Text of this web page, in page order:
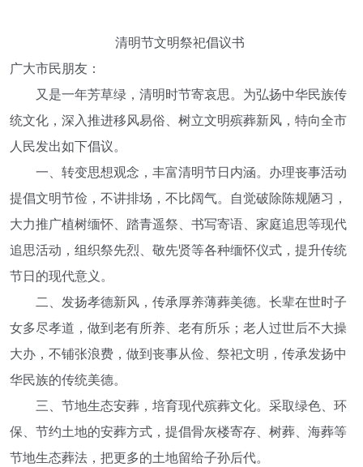
清明节文明祭祀倡议书
广大市民朋友：
又是一年芳草绿，清明时节寄哀思。为弘扬中华民族传
统文化，深入推进移风易俗、树立文明殡葬新风，特向全市
人民发出如下倡议。
一、转变思想观念，丰富清明节日内涵。 办理丧事活动
提倡文明节俭，不讲排场，不比阔气。自觉破除陈规陋习，
大力推广植树缅怀、踏青遥祭、书写寄语、家庭追思等现代
追思活动，组织祭先烈、敬先贤等各种缅怀仪式，提升传统
节日的现代意义。
二、发扬孝德新风，传承厚养薄葬美德。 长辈在世时子
女多尽孝道，做到老有所养、老有所乐；老人过世后不大操
大办，不铺张浪费，做到丧事从俭、祭祀文明，传承发扬中
华民族的传统美德。
三、节地生态安葬，培育现代殡葬文化。 采取绿色、环
保、节约土地的安葬方式，提倡骨灰楼寄存、树葬、海葬等
节地生态葬法，把更多的土地留给子孙后代。